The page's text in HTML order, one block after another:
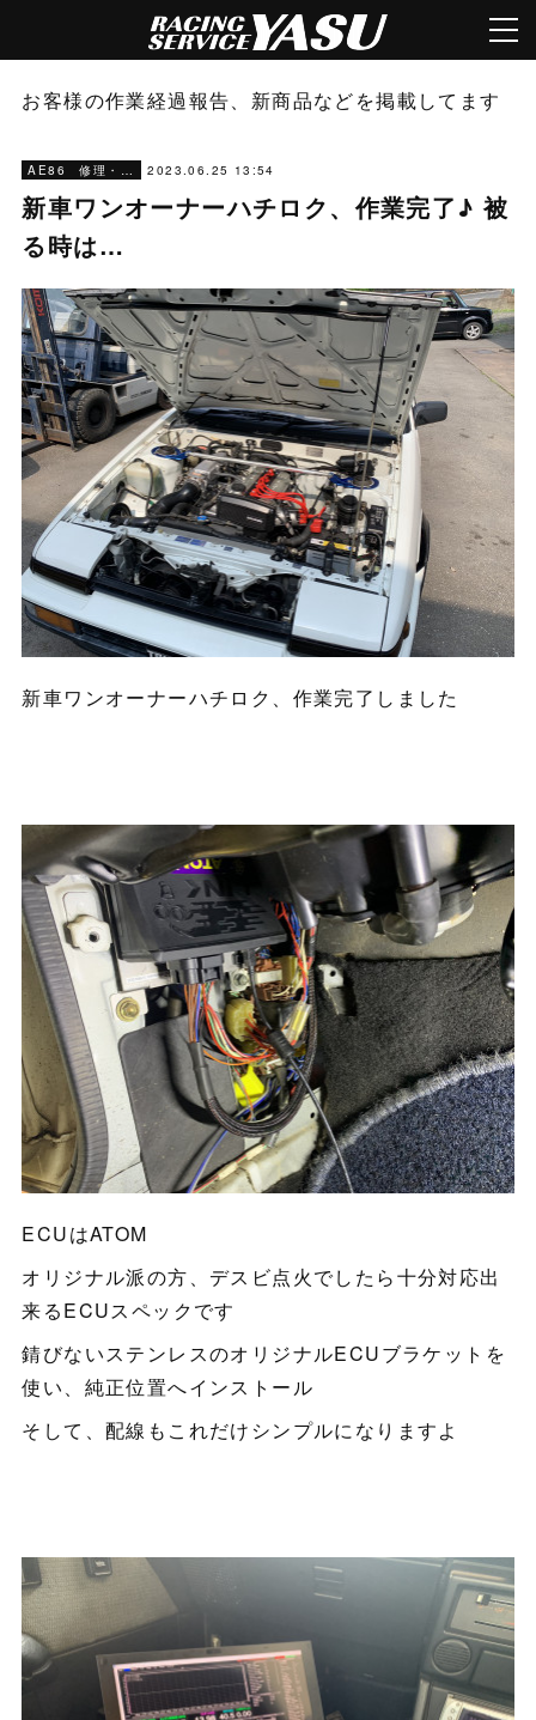
お客様の作業経過報告、新商品などを掲載してます
AE86 修理・メンテナンス 2023.06.25 13:54
新車ワンオーナーハチロク、作業完了♪ 被
る時は…
新車ワンオーナーハチロク、作業完了しました
ECUはATOM
オリジナル派の方、デスビ点火でしたら十分対応出
来るECUスペックです
錆びないステンレスのオリジナルECUブラケットを
使い、純正位置へインストール
そして、配線もこれだけシンプルになりますよ